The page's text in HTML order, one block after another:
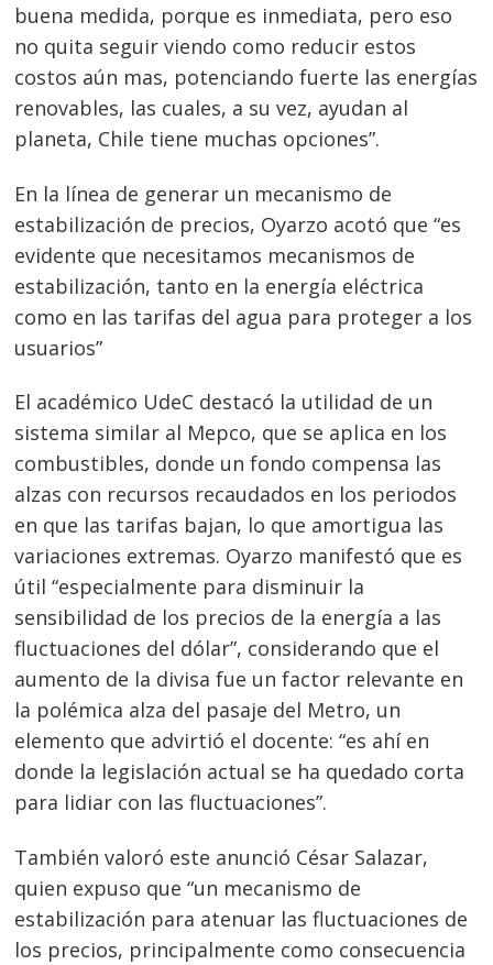
buena medida, porque es inmediata, pero eso
no quita seguir viendo como reducir estos
costos aún mas, potenciando fuerte las energías
renovables, las cuales, a su vez, ayudan al
planeta, Chile tiene muchas opciones”.
En la línea de generar un mecanismo de
estabilización de precios, Oyarzo acotó que “es
evidente que necesitamos mecanismos de
estabilización, tanto en la energía eléctrica
como en las tarifas del agua para proteger a los
usuarios”
El académico UdeC destacó la utilidad de un
sistema similar al Mepco, que se aplica en los
combustibles, donde un fondo compensa las
alzas con recursos recaudados en los periodos
en que las tarifas bajan, lo que amortigua las
variaciones extremas. Oyarzo manifestó que es
útil “especialmente para disminuir la
sensibilidad de los precios de la energía a las
fluctuaciones del dólar”, considerando que el
aumento de la divisa fue un factor relevante en
la polémica alza del pasaje del Metro, un
elemento que advirtió el docente: “es ahí en
donde la legislación actual se ha quedado corta
para lidiar con las fluctuaciones”.
También valoró este anunció César Salazar,
quien expuso que “un mecanismo de
estabilización para atenuar las fluctuaciones de
los precios, principalmente como consecuencia